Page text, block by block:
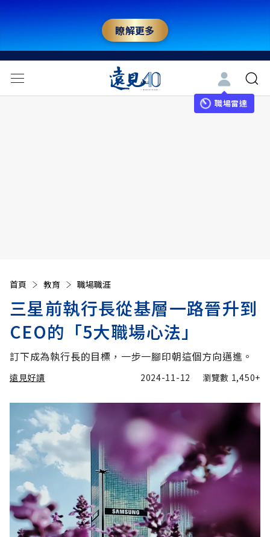
瞭解更多
職場雷達
首頁 教育 職場職涯
三星前執行長從基層一路晉升到
CEO的「5大職場心法」
訂下成為執行長的目標，一步一腳印朝這個方向邁進。
遠見好讀 2024-11-12 瀏覽數 1,450+